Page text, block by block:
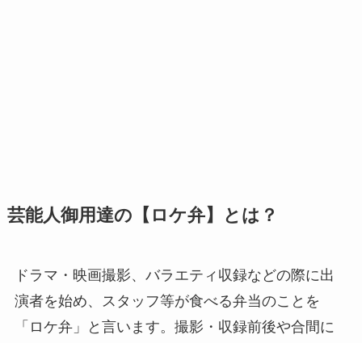
芸能人御用達の【ロケ弁】とは？
ドラマ・映画撮影、バラエティ収録などの際に出
演者を始め、スタッフ等が食べる弁当のことを
「ロケ弁」と言います。撮影・収録前後や合間に